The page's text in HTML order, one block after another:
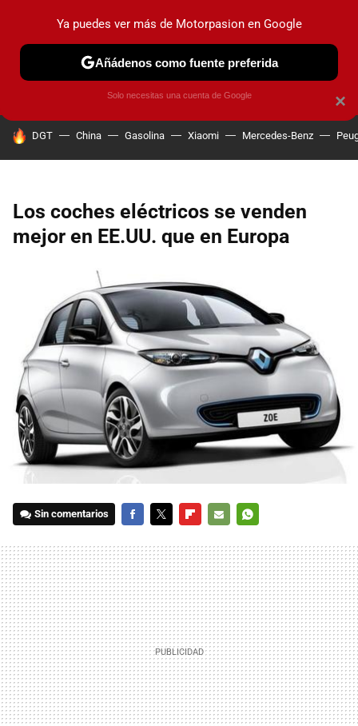
PRUEBAS COCHES ELÉCTRICOS OBSERVATORIO
HOY SE HABLA DE
DGT China Gasolina Xiaomi Mercedes-Benz
Los coches eléctricos se venden
mejor en EE.UU. que en Europa
Sin comentarios
MAIL
×
Ya puedes ver más de Motorpasion en Google
Añádenos como fuente preferida
Solo necesitas una cuenta de Google